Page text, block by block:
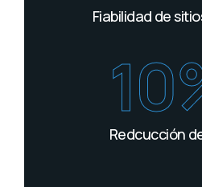
Fiabilidad de
Redcucción